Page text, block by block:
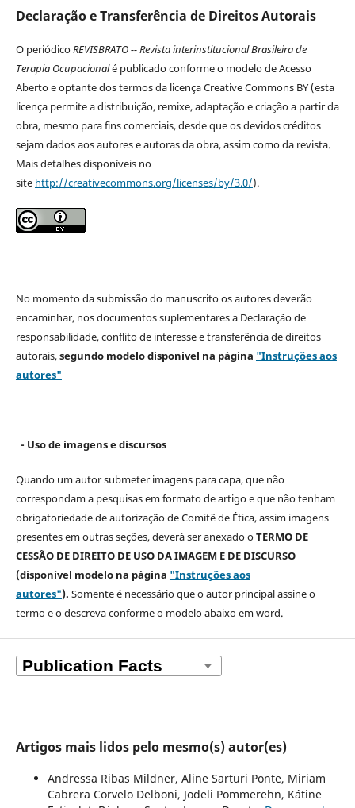
Declaração e Transferência de Direitos Autorais
O periódicoREVISBRATO -- Revista interinstitucional Brasileira de
Terapia Ocupacionalé publicado conforme o modelo de Acesso
Aberto e optante dos termos da licença Creative Commons BY (esta
licença permite a distribuição, remixe, adaptação e criação a partir da
obra, mesmo para fins comerciais, desde que os devidos créditos
sejam dados aos autores e autoras da obra, assim como da revista.
Mais detalhes disponíveis no
site http://creativecommons.org/licenses/by/3.0/).
No momento da submissão do manuscrito os autores deverão
encaminhar, nos documentos suplementares a Declaração de
responsabilidade, conflito de interesse e transferência de direitos
autorais,segundo modelodisponivel na página "Instruções aos
autores"
- Uso de imagens e discursos
Quando um autor submeter imagens para capa, que não
correspondam a pesquisas em formato de artigo e que não tenham
obrigatoriedade de autorização de Comitê de Ética, assim imagens
presentes em outras seções, deverá ser anexado oTERMO DE
CESSÃO DE DIREITO DE USO DA IMAGEM E DE DISCURSO
(disponível modelo na página "Instruções aos
autores"). Somente é necessário que o autor principal assine o
termo e o descrevaconforme o modelo abaixo em word.
Artigos mais lidos pelo mesmo(s) autor(es)
Andressa Ribas Mildner, Aline Sarturi Ponte, Miriam
Cabrera Corvelo Delboni, Jodeli Pommerehn, Kátine